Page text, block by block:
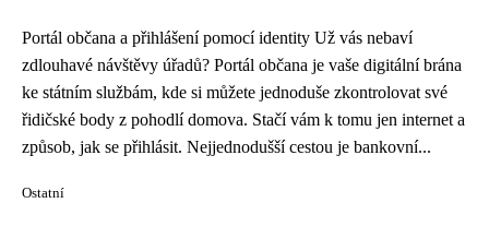
Portál občana a přihlášení pomocí identity Už vás nebaví
zdlouhavé návštěvy úřadů? Portál občana je vaše digitální brána
ke státním službám, kde si můžete jednoduše zkontrolovat své
řidičské body z pohodlí domova. Stačí vám k tomu jen internet a
způsob, jak se přihlásit. Nejjednodušší cestou je bankovní...
Ostatní